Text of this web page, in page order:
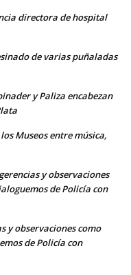
directora de hospital
de varias puñaladas
y Paliza encabezan
Museos entre música,
y observaciones
de Policía con
y observaciones como
de Policía con